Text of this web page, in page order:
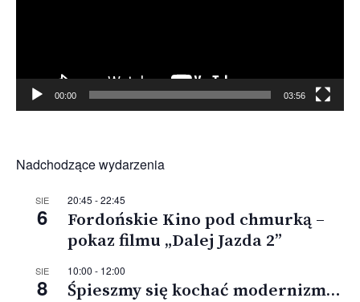
00:00 03:56
Nadchodzące wydarzenia
SIE
6
20:45 -22:45
Fordońskie Kino pod chmurką –
pokaz filmu „Dalej Jazda 2”
SIE
8
10:00 - 12:00
Śpieszmy się kochać modernizm…